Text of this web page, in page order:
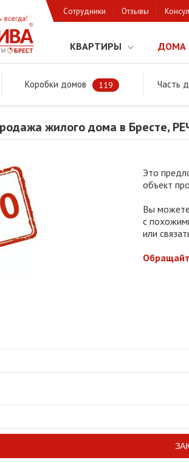
Сотрудники Отзывы
КВАРТИРЫ ДОМА
Коробки домов 119 Часть
и Брестском районе Продажа жилого
жилого дома в Бресте,
Это
объект
Вы
с
или